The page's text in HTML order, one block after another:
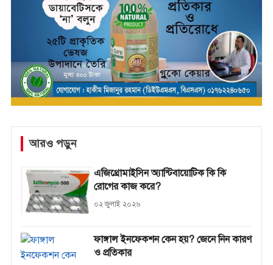
আরও পড়ুন
এজিথ্রোমাইসিন অ্যান্টিবায়োটিক কি কি
রোগের কাজ করে?
০২ জুলাই ২০২৬
ফাঙ্গাল ইনফেকশন কেন হয়? জেনে নিন কারণ
ও প্রতিকার